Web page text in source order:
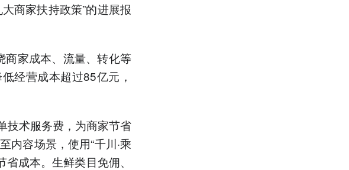
商家扶持政策”的进展报
商家成本、流量、转化等
经营成本超过85亿元，
技术服务费，为商家节省
内容场景，使用“千川·乘
成本。生鲜类目免佣、